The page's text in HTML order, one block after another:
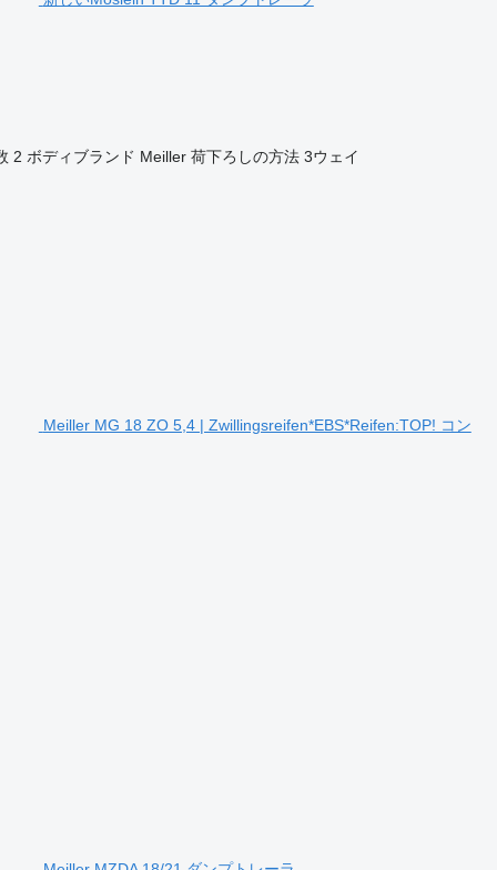
2 ボディブランド Meiller 荷下ろしの方法 3ウェイ
Meiller MG 18 ZO 5,4 | Zwillingsreifen*EBS*Reifen:TOP! コン